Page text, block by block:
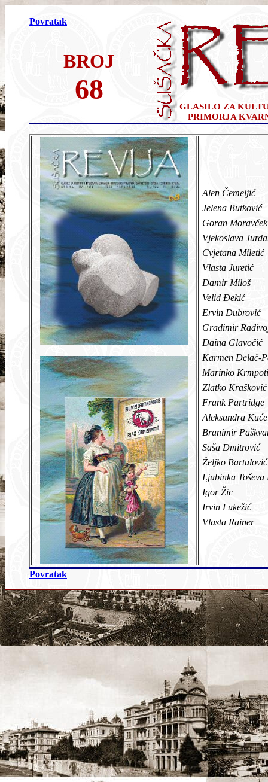
Povratak
GLASILO ZA
PRIMORJA
BROJ
68
Alen Čemeljić
Jelena Butković
Goran Moravček
Vjekoslava
Cvjetana Miletić
Vlasta Juretić
Damir Miloš
Velid Đekić
Ervin Dubrović
Gradimir
Daina Glavočić
Karmen Delač-
Marinko
Zlatko Krašković
Frank Partridge
Aleksandra
Branimir
Saša Dmitrović
Željko Bartulović
Ljubinka
Igor Žic
Irvin Lukežić
Vlasta Rainer
Povratak